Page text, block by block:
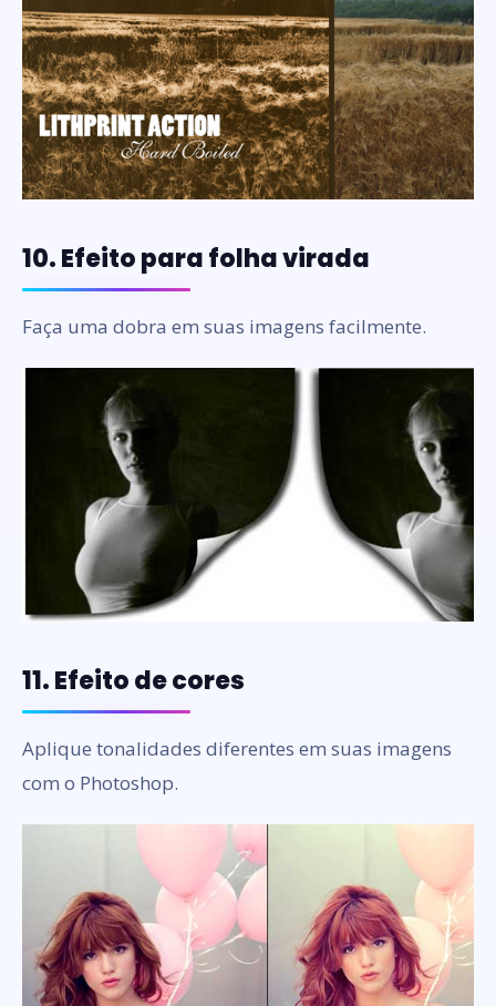
10. Efeito para folha virada
Faça uma dobra em suas imagens facilmente.
11. Efeito de cores
Aplique tonalidades diferentes em suas imagens
com o Photoshop.